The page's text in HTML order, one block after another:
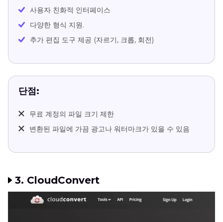
사용자 친화적 인터페이스
다양한 형식 지원.
추가 편집 도구 제공 (자르기, 크롭, 회전)
단점:
무료 계정의 파일 크기 제한
변환된 파일에 가끔 광고나 워터마크가 있을 수 있음
3. CloudConvert